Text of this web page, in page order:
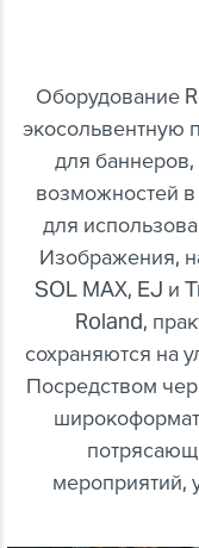
Оборудование
экосольвентную
для баннеров,
возможностей
для
Изображения,
SOL MAX, EJ и
Roland,
сохраняются на
Посредством
мероприятий,